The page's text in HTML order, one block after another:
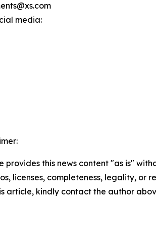
media:
provides this news content "as is"
licenses, completeness, legality,
article, kindly contact the author